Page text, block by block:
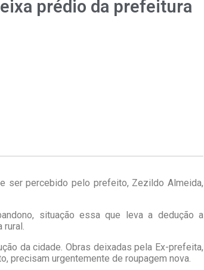
prédio da prefeitura
ser percebido pelo prefeito, Zezildo Almeida,
situação essa que leva a dedução a
rural.
da cidade. Obras deixadas pela Ex-prefeita,
precisam urgentemente de roupagem nova.